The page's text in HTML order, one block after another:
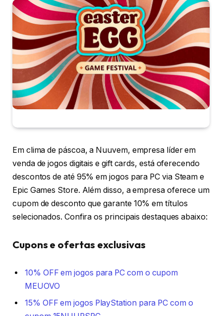
Em clima de páscoa, a Nuuvem, empresa líder em
venda de jogos digitais e gift cards, está oferecendo
descontos de até 95% em jogos para PC via Steam e
Epic Games Store. Além disso, a empresa oferece um
cupom de desconto que garante 10% em títulos
selecionados. Confira os principais destaques abaixo:
Cupons e ofertas exclusivas
10% OFF em jogos para PC com o cupom
MEUOVO
15% OFF em jogos PlayStation para PC com o